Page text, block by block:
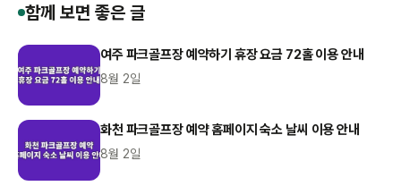
함께 보면 좋은 글
여주 파크골프장 예약하기 휴장 요금 72홀 이용 안내
8월 2일
화천 파크골프장 예약 홈페이지 숙소 날씨 이용 안내
8월 2일